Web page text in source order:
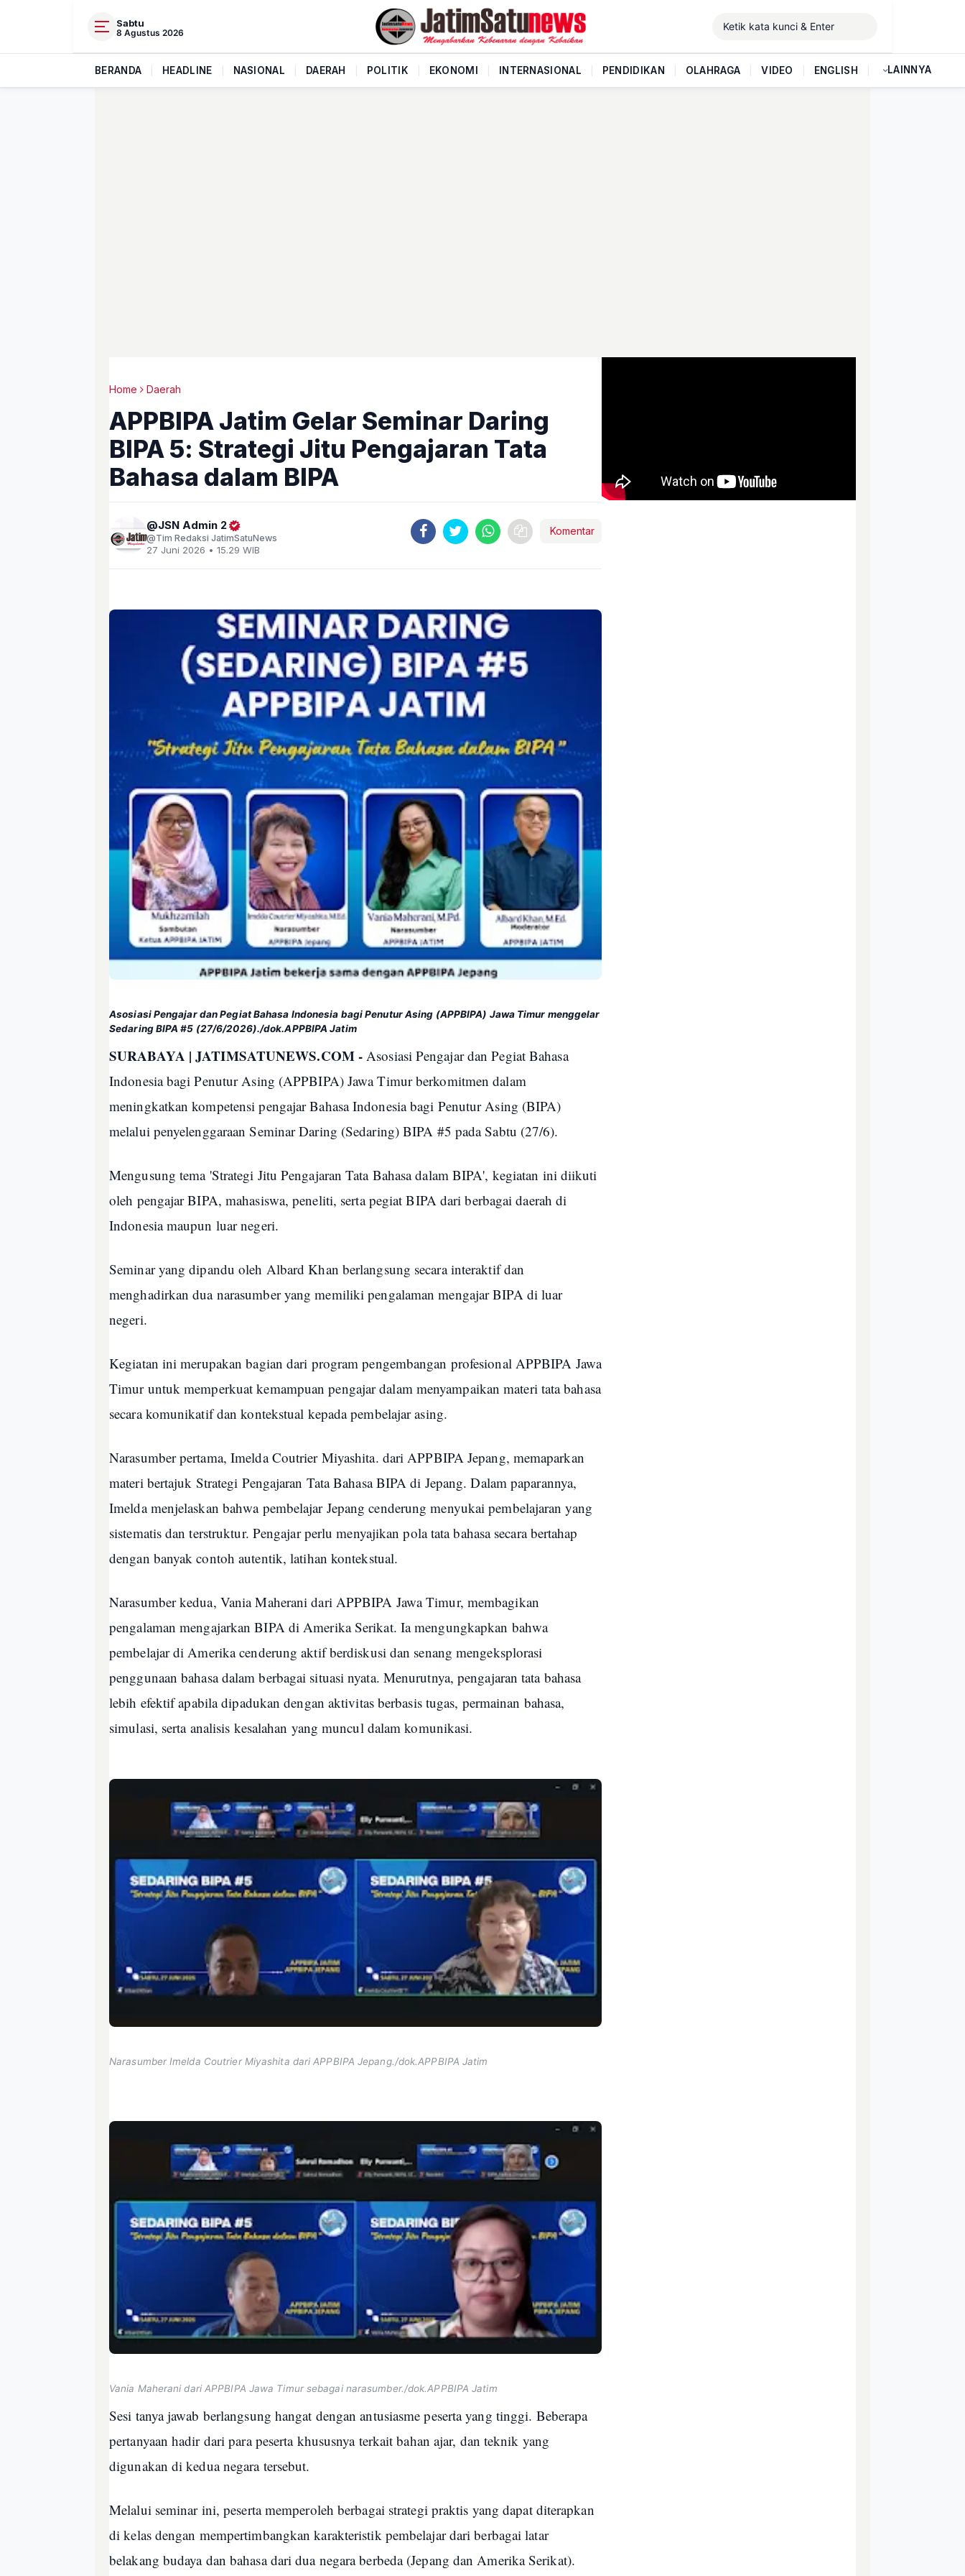
Sabtu
8 Agustus 2026
BERANDA HEADLINE NASIONAL DAERAH POLITIK EKONOMI INTERNASIONAL PENDIDIKAN OLAHRAGA VIDEO ENGLISH LAINNYA
Home Daerah
APPBIPA Jatim Gelar Seminar Daring
BIPA 5: Strategi Jitu Pengajaran Tata
Bahasa dalam BIPA
JSN Admin 2
Tim Redaksi JatimSatuNews
27 Juni 2026 • 15.29 WIB
Komentar
Asosiasi Pengajar dan Pegiat Bahasa Indonesia bagi Penutur Asing (APPBIPA) Jawa Timur menggelar
Sedaring BIPA #5 (27/6/2026)./dok.APPBIPA Jatim
SURABAYA | JATIMSATUNEWS.COM - Asosiasi Pengajar dan Pegiat Bahasa
Indonesia bagi Penutur Asing (APPBIPA) Jawa Timur berkomitmen dalam
meningkatkan kompetensi pengajar Bahasa Indonesia bagi Penutur Asing (BIPA)
melalui penyelenggaraan Seminar Daring (Sedaring) BIPA #5 pada Sabtu (27/6).
Mengusung tema 'Strategi Jitu Pengajaran Tata Bahasa dalam BIPA', kegiatan ini diikuti
oleh pengajar BIPA, mahasiswa, peneliti, serta pegiat BIPA dari berbagai daerah di
Indonesia maupun luar negeri.
Seminar yang dipandu oleh Albard Khan berlangsung secara interaktif dan
menghadirkan dua narasumber yang memiliki pengalaman mengajar BIPA di luar
negeri.
Kegiatan ini merupakan bagian dari program pengembangan profesional APPBIPA Jawa
Timur untuk memperkuat kemampuan pengajar dalam menyampaikan materi tata bahasa
secara komunikatif dan kontekstual kepada pembelajar asing.
Narasumber pertama, Imelda Coutrier Miyashita. dari APPBIPA Jepang, memaparkan
materi bertajuk Strategi Pengajaran Tata Bahasa BIPA di Jepang. Dalam paparannya,
Imelda menjelaskan bahwa pembelajar Jepang cenderung menyukai pembelajaran yang
sistematis dan terstruktur. Pengajar perlu menyajikan pola tata bahasa secara bertahap
dengan banyak contoh autentik, latihan kontekstual.
Narasumber kedua, Vania Maherani dari APPBIPA Jawa Timur, membagikan
pengalaman mengajarkan BIPA di Amerika Serikat. Ia mengungkapkan bahwa
pembelajar di Amerika cenderung aktif berdiskusi dan senang mengeksplorasi
penggunaan bahasa dalam berbagai situasi nyata. Menurutnya, pengajaran tata bahasa
lebih efektif apabila dipadukan dengan aktivitas berbasis tugas, permainan bahasa,
simulasi, serta analisis kesalahan yang muncul dalam komunikasi.
Narasumber Imelda Coutrier Miyashita dari APPBIPA Jepang./dok.APPBIPA Jatim
Vania Maherani dari APPBIPA Jawa Timur sebagai narasumber./dok.APPBIPA Jatim
Sesi tanya jawab berlangsung hangat dengan antusiasme peserta yang tinggi. Beberapa
pertanyaan hadir dari para peserta khususnya terkait bahan ajar, dan teknik yang
digunakan di kedua negara tersebut.
Melalui seminar ini, peserta memperoleh berbagai strategi praktis yang dapat diterapkan
di kelas dengan mempertimbangkan karakteristik pembelajar dari berbagai latar
belakang budaya dan bahasa dari dua negara berbeda (Jepang dan Amerika Serikat).